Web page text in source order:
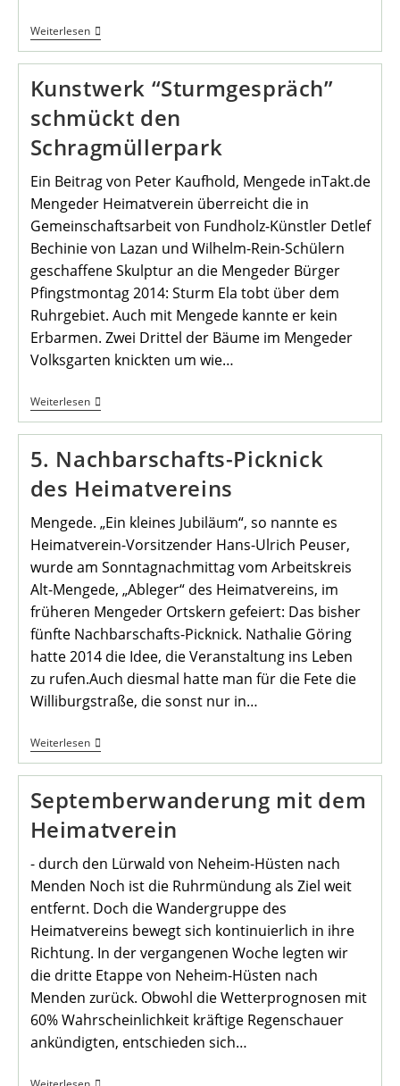
WeiterlesenOktoberstammtisch
Im
Kunstwerk “Sturmgespräch”
schmückt den
Schragmüllerpark
Ein Beitrag von Peter Kaufhold, Mengede inTakt.de
Mengeder Heimatverein überreicht die in
Gemeinschaftsarbeit von Fundholz-Künstler Detlef
Bechinie von Lazan und Wilhelm-Rein-Schülern
geschaffene Skulptur an die Mengeder Bürger
Pfingstmontag 2014: Sturm Ela tobt über dem
Ruhrgebiet. Auch mit Mengede kannte er kein
Erbarmen. Zwei Drittel der Bäume im Mengeder
Volksgarten knickten um wie…
WeiterlesenKunstwerk
“Sturmgespräch”
Schragmüllerpark
5. Nachbarschafts-Picknick
des Heimatvereins
Mengede. „Ein kleines Jubiläum“, so nannte es
Heimatverein-Vorsitzender Hans-Ulrich Peuser,
wurde am Sonntagnachmittag vom Arbeitskreis
Alt-Mengede, „Ableger“ des Heimatvereins, im
früheren Mengeder Ortskern gefeiert: Das bisher
fünfte Nachbarschafts-Picknick. Nathalie Göring
hatte 2014 die Idee, die Veranstaltung ins Leben
zu rufen.Auch diesmal hatte man für die Fete die
Williburgstraße, die sonst nur in…
Weiterlesen5.
Nachbarschafts-
Heimatvereins
Septemberwanderung mit dem
Heimatverein
- durch den Lürwald von Neheim-Hüsten nach
Menden Noch ist die Ruhrmündung als Ziel weit
entfernt. Doch die Wandergruppe des
Heimatvereins bewegt sich kontinuierlich in ihre
Richtung. In der vergangenen Woche legten wir
die dritte Etappe von Neheim-Hüsten nach
Menden zurück. Obwohl die Wetterprognosen mit
60% Wahrscheinlichkeit kräftige Regenschauer
ankündigten, entschieden sich…